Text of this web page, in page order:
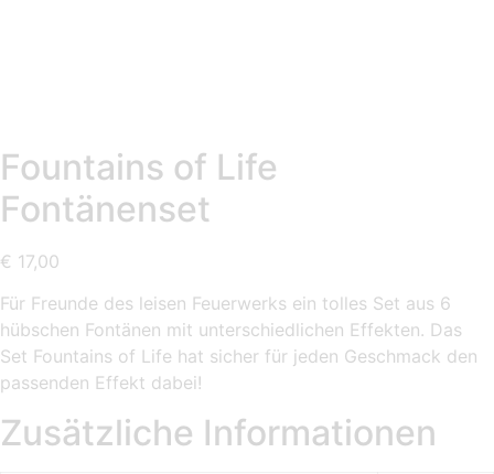
Fountains of Life
Fontänenset
€ 17,00
Für Freunde des leisen Feuerwerks ein tolles Set aus 6
hübschen Fontänen mit unterschiedlichen Effekten. Das
Set Fountains of Life hat sicher für jeden Geschmack den
passenden Effekt dabei!
Zusätzliche Informationen